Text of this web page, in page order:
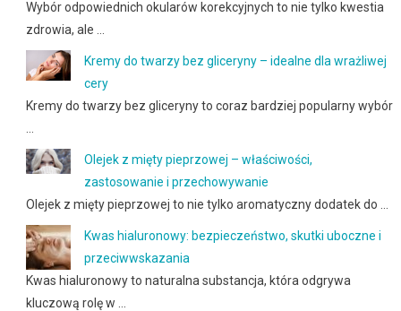
Wybór odpowiednich okularów korekcyjnych to nie tylko kwestia
zdrowia, ale …
Kremy do twarzy bez gliceryny – idealne dla wrażliwej
cery
Kremy do twarzy bez gliceryny to coraz bardziej popularny wybór
Olejek z mięty pieprzowej – właściwości,
zastosowanie i przechowywanie
Olejek z mięty pieprzowej to nie tylko aromatyczny dodatek do …
Kwas hialuronowy: bezpieczeństwo, skutki uboczne i
przeciwwskazania
Kwas hialuronowy to naturalna substancja, która odgrywa
kluczową rolę w …